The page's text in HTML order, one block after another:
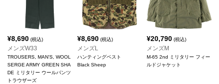
¥8,690 (税込)
メンズW33
TROUSERS, MAN'S, WOOL
SERGE ARMY GREEN SHA
DE ミリタリー ウールパンツ
トラウザーズ
¥8,690(税込)
メンズL
ハンティングベスト
Black Sheep
¥20,790 (税込)
メンズM
M-65 2nd ミリタリー フィー
ルドジャケット